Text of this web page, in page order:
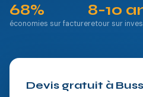
68%
économies sur facture
8-10
retour sur
Devis gratuit à